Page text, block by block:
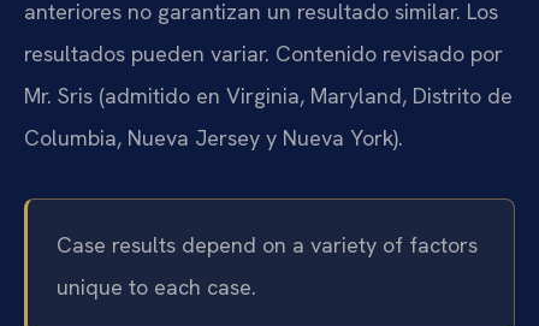
anteriores no garantizan un resultado similar. Los
resultados pueden variar. Contenido revisado por
Mr. Sris (admitido en Virginia, Maryland, Distrito de
Columbia, Nueva Jersey y Nueva York).
Case results depend on a variety of factors
unique to each case.